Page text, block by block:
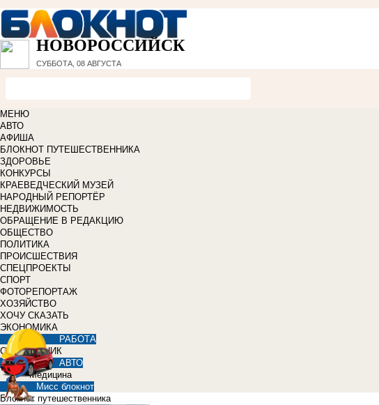
НОВОРОССИЙСК
СУББОТА, 08 АВГУСТА
МЕНЮ
АВТО
АФИША
БЛОКНОТ ПУТЕШЕСТВЕННИКА
ЗДОРОВЬЕ
КОНКУРСЫ
КРАЕВЕДЧЕСКИЙ МУЗЕЙ
НАРОДНЫЙ РЕПОРТЁР
НЕДВИЖИМОСТЬ
ОБРАЩЕНИЕ В РЕДАКЦИЮ
ОБЩЕСТВО
ПОЛИТИКА
ПРОИСШЕСТВИЯ
СПЕЦПРОЕКТЫ
СПОРТ
ФОТОРЕПОРТАЖ
ХОЗЯЙСТВО
ХОЧУ СКАЗАТЬ
ЭКОНОМИКА
РАБОТА
СПРАВОЧНИК
АВТО
Медицина
Мисс блокнот
Блокнот путешественника